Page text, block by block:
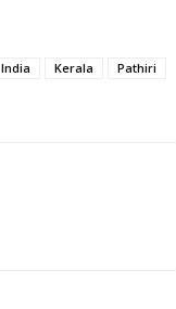
India Kerala
Pathiri